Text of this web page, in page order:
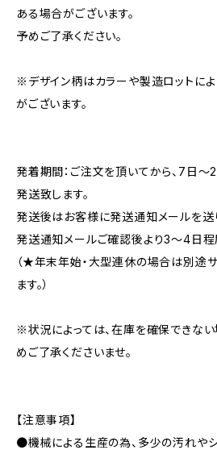
ある場合がございます。
予めご了承ください。
※デザイン柄はカラーや製造ロットに
がございます。
発着期間：ご注文を頂いてから、7日〜
発送致します。
発送後はお客様に発送通知メールを送
発送通知メールご確認後より3〜4日程
（★年末年始・大型連休の場合は別途
ます。）
※状況によっては、在庫を確保できな
めご了承くださいませ。
【注意事項】
●機械による生産の為、多少の汚れや